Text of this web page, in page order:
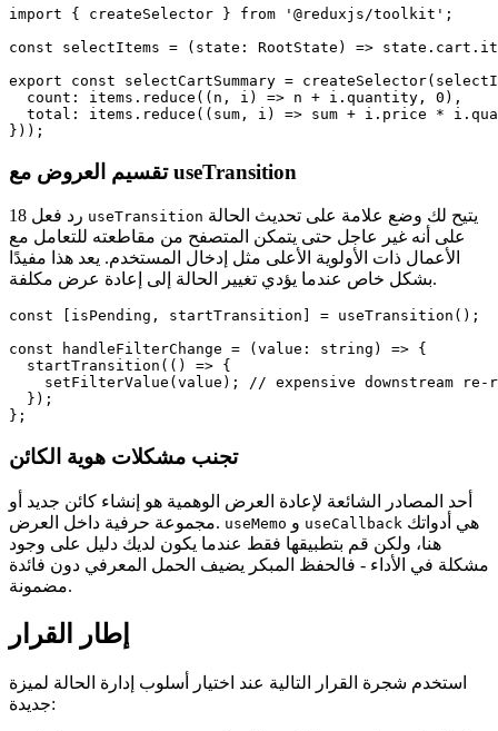
import { createSelector } from '@reduxjs/toolkit';
const selectItems = (state: RootState) =>
export const selectCartSummary =
  count: items.reduce((n, i) => n + i.quantity, 0),
total: items.reduce((sum, i) => sum + i.price *
}));
تقسيم العروض مع useTransition
useTransition
على أنه غير عاجل حتى يتمكن المتصفح من مقاطعته للتعامل مع
الأعمال ذات الأولوية الأعلى مثل إدخال المستخدم. يعد هذا مفيدًا
بشكل خاص عندما يؤدي تغيير الحالة إلى إعادة عرض مكلفة.
const [isPending, startTransition] = useTransition();
const handleFilterChange = (value: string) => {
  startTransition(() => {
setFilterValue(value); // expensive downstream re-
  });
};
تجنب مشكلات هوية الكائن
أحد المصادر الشائعة لإعادة العرض الوهمية هو إنشاء كائن جديد أو
مجموعة حرفية داخل العرض. useMemo useCallback
هنا، ولكن قم بتطبيقها فقط عندما يكون لديك دليل على وجود
مشكلة في الأداء - فالحفظ المبكر يضيف الحمل المعرفي دون فائدة
مضمونة.
إطار القرار
استخدم شجرة القرار التالية عند اختيار أسلوب إدارة الحالة لميزة
جديدة: